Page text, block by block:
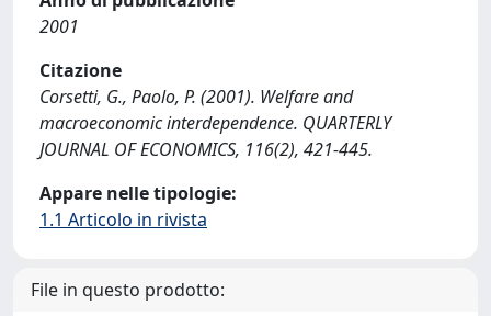
2001
Citazione
Corsetti, G., Paolo, P. (2001). Welfare and
macroeconomic interdependence. QUARTERLY
JOURNAL OF ECONOMICS, 116(2), 421-445.
Appare nelle tipologie:
1.1 Articolo in rivista
File in questo prodotto: